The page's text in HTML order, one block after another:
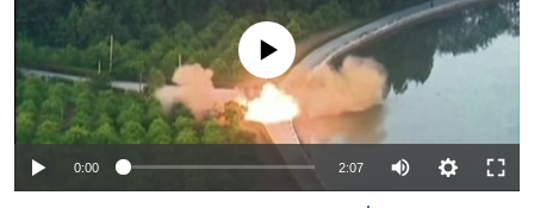
No media source currently available
0:00 2:07